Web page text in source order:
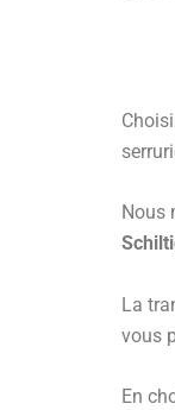
Nous
La
vous
En